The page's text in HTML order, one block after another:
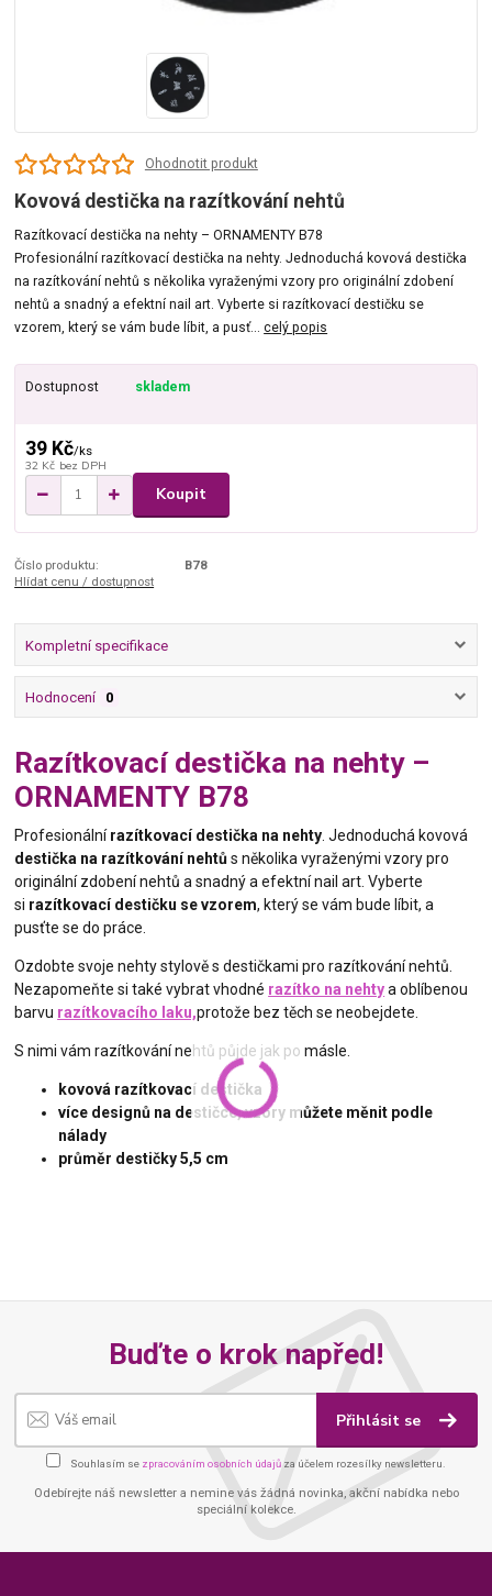
Ohodnotit produkt
Kovová destička na razítkování nehtů
Razítkovací destička na nehty – ORNAMENTY B78
Profesionální razítkovací destička na nehty. Jednoduchá kovová destička
na razítkování nehtů s několika vyraženými vzory pro originální zdobení
nehtů a snadný a efektní nail art. Vyberte si razítkovací destičku se
vzorem, který se vám bude líbit, a pusť...celý popis
Dostupnost skladem
39 Kč/ks
32 Kč bez DPH
Koupit
Číslo produktu:
B78
Hlídat cenu / dostupnost
Kompletní specifikace
Hodnocení 0
Razítkovací destička na nehty –
ORNAMENTY B78
Profesionálnírazítkovací destička na nehty . Jednoduchá kovová
destička na razítkování nehtůs několika vyraženými vzory pro
originální zdobení nehtů a snadný a efektní nail art. Vyberte
si razítkovací destičku se vzorem, který se vám bude líbit, a
pusťte se do práce.
Ozdobte svoje nehty stylově s destičkami pro razítkování nehtů.
Nezapomeňte si také vybrat vhodné razítko na nehtya oblíbenou
barvu razítkovacího laku,protože bez těch se neobejdete.
S nimi vám razítkování nehtů půjde jak po másle.
kovová razítkovací destička
více designů na destičce, vzory můžete měnit podle
nálady
průměr destičky 5,5 cm
Buďte o krok napřed!
Přihlásit se
Souhlasím se zpracováním osobních údajů za účelem rozesílky newsletteru.
Odebírejte náš newsletter a nemine vás žádná novinka, akční nabídka nebo
speciální kolekce.